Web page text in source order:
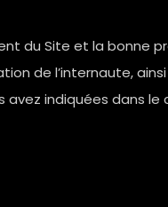
du Site et la bonne
de l’internaute,
indiquées dans le
Paris